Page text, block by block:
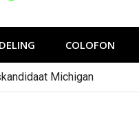
COLOFON
Michigan